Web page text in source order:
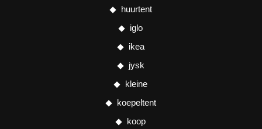
huurtent
iglo
ikea
jysk
kleine
koepeltent
koop